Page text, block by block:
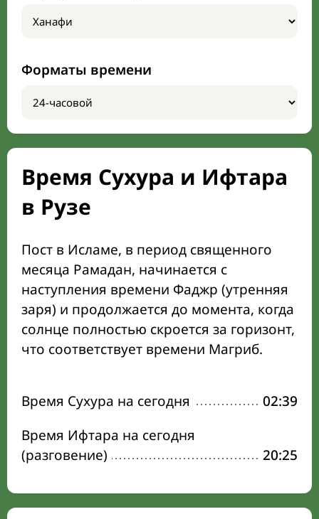
Форматы времени
Время Сухура и Ифтара
в Рузе
Пост в Исламе, в период священного
месяца Рамадан, начинается с
наступления времени Фаджр (утренняя
заря) и продолжается до момента, когда
солнце полностью скроется за горизонт,
что соответствует времени Магриб.
Время Сухура на сегодня
02:39
Время Ифтара на сегодня
(разговение)
20:25